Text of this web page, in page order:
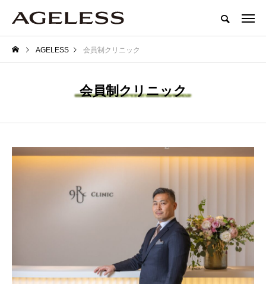
AGELESS 会員制クリニック
会員制クリニック